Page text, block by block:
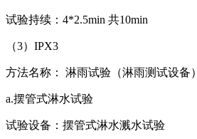
试验持续：4*2.5min 共10min
（3）IPX3
方法名称： 淋雨试验（淋雨测试设备）
a.摆管式淋水试验
试验设备：摆管式淋水溅水试验